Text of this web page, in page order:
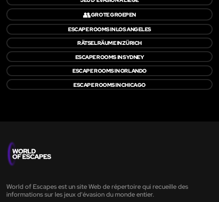
👥GROTE GROEPEN
ESCAPE ROOMS IN LOS ANGELES
RÄTSELRÄUME IN ZÜRICH
ESCAPE ROOMS IN SYDNEY
ESCAPE ROOMS IN ORLANDO
ESCAPE ROOMS IN CHICAGO
World of Escapes est un site Web de répertoire qui recueille des
informations sur les jeux d'évasion du monde entier.